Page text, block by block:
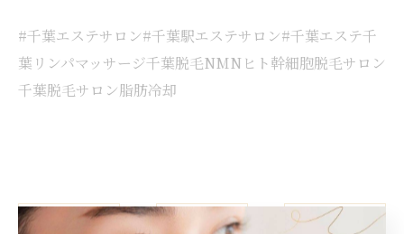
#千葉エステサロン#千葉駅エステサロン#千葉エステ千
葉リンパマッサージ千葉脱毛NMNヒト幹細胞脱毛サロン
千葉脱毛サロン脂肪冷却
< 前のページ 一覧に戻る 次のページ >